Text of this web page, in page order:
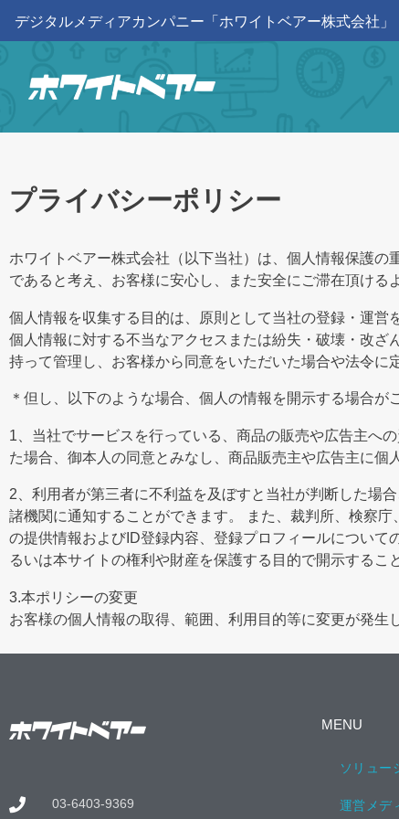
デジタルメディアカンパニー「ホワイトベアー株式会社」
プライバシーポリシー
ホワイトベアー株式会社（以下当社）は、個人情報保護
であると考え、お客様に安心し、また安全にご滞在頂ける
個人情報を収集する目的は、原則として当社の登録・運
個人情報に対する不当なアクセスまたは紛失・破壊・改
持って管理し、お客様から同意をいただいた場合や法令に
＊但し、以下のような場合、個人の情報を開示する場合が
1、当社でサービスを行っている、商品の販売や広告主へ
た場合、御本人の同意とみなし、商品販売主や広告主に個
2、利用者が第三者に不利益を及ぼすと当社が判断した場
諸機関に通知することができます。 また、裁判所、検察
の提供情報およびID登録内容、登録プロフィールについ
るいは本サイトの権利や財産を保護する目的で開示するこ
3.本ポリシーの変更
お客様の個人情報の取得、範囲、利用目的等に変更が発生
03-6403-9369
MENU
ソリュー
運営メデ